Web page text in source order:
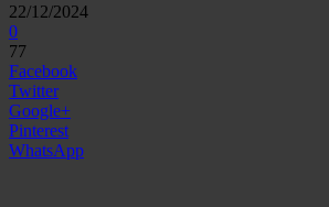
22/12/2024
0
77
Facebook
Twitter
Google+
Pinterest
WhatsApp